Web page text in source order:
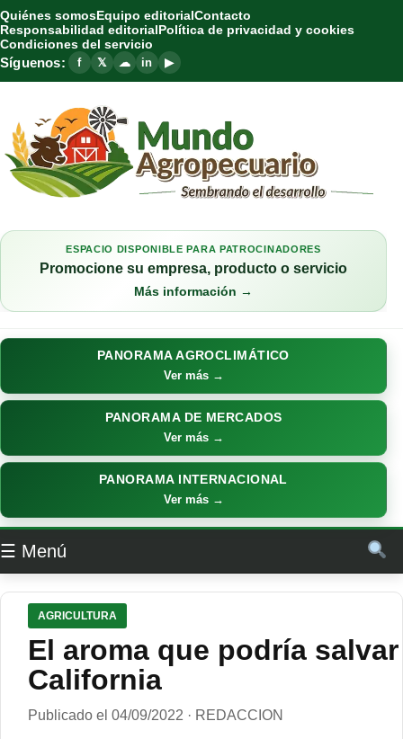
Quiénes somosEquipo editorialContacto
Responsabilidad editorialPolítica de privacidad y cookies
Condiciones del servicio
Síguenos: f 𝕏 ☁ in ▶
ESPACIO DISPONIBLE PARA PATROCINADORES
Promocione su empresa, producto o servicio
Más información →
PANORAMA AGROCLIMÁTICO
Ver más →
PANORAMA DE MERCADOS
Ver más →
PANORAMA INTERNACIONAL
Ver más →
☰ Menú
AGRICULTURA
El aroma que podría
California
Publicado el 04/09/2022 · REDACCION